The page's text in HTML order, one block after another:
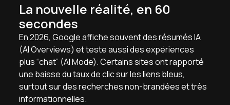
La nouvelle réalité, en 60
secondes
En 2026, Google affiche souvent des résumés IA
(AI Overviews) et teste aussi des expériences
plus “chat” (AI Mode). Certains sites ont rapporté
une baisse du taux de clic sur les liens bleus,
surtout sur des recherches non-brandées et très
informationnelles.